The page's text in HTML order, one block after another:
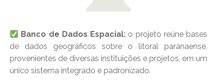
Banco de Dados Espacial: o projeto reúne bases
de dados geográficos sobre o litoral paranaense,
provenientes de diversas instituições e projetos, em um
único sistema integrado e padronizado.